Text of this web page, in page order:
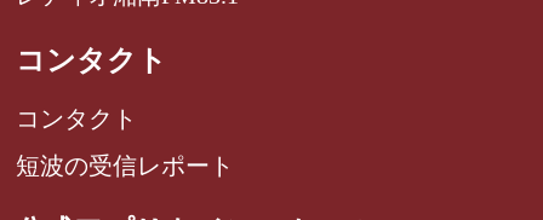
コンタクト
コンタクト
短波の受信レポート